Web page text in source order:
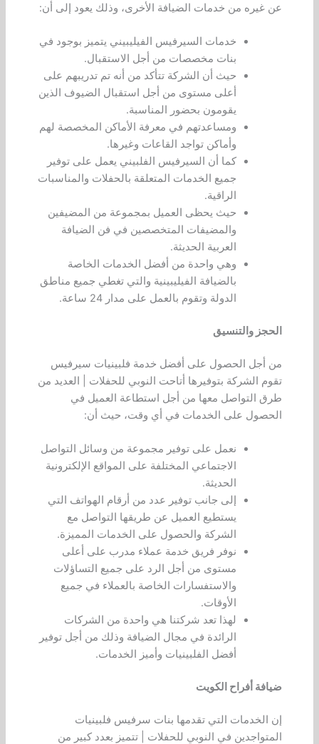
عن غيره من خدمات الضيافة الأخرى، وذلك يعود إلى أن:
خدمات السيرفيس الفيليبيني يتميز بوجود في
بنات مخصصات من أجل الاستقبال.
حيث أن الشركة تتأكد من أنه تم تدريبهم على
أعلى مستوى من أجل استقبال الضيوف الذين
يقومون بحضور المناسبة.
ومساعدتهم في معرفة الأماكن المخصصة لهم
وأماكن تواجد القاعات وغيرها.
كما أن السيرفيس الفلبيني يعمل على توفير
جميع الخدمات المتعلقة بالحفلات والمناسبات
الراقية.
حيث يحظى العميل بمجموعة من المضيفين
والمضيفات المتخصصين في فن الضيافة
العربية الحديثة.
وهي واحدة من أفضل الخدمات الخاصة
بالضيافة الفيليبينية والتي تغطي جميع مناطق
الدولة وتقوم بالعمل على مدار 24 ساعة.
الحجز والتنسيق
من أجل الحصول على أفضل خدمة فلبينيات سيرفيس
تقوم الشركة بتوفيرها أتاحت النوبي للحفلات | العديد من
طرق التواصل معها من أجل استطاعة العميل في
الحصول على الخدمات في أي وقت، حيث أن:
نعمل على توفير مجموعة من وسائل التواصل
الاجتماعي المختلفة على المواقع الإلكترونية
الحديثة.
إلى جانب توفير عدد من أرقام الهواتف التي
يستطيع العميل عن طريقها التواصل مع
الشركة والحصول على الخدمات المميزة.
نوفر فريق خدمة عملاء مدرب على أعلى
مستوى من أجل الرد على جميع التساؤلات
والاستفسارات الخاصة بالعملاء في جميع
الأوقات.
لهذا تعد شركتنا هي واحدة من الشركات
الرائدة في مجال الضيافة وذلك من أجل توفير
أفضل الفلبينيات وأميز الخدمات.
ضيافة أفراح الكويت
إن الخدمات التي تقدمها بنات سرفيس فلبينيات
المتواجدين في النوبي للحفلات | تتميز بعدد كبير من